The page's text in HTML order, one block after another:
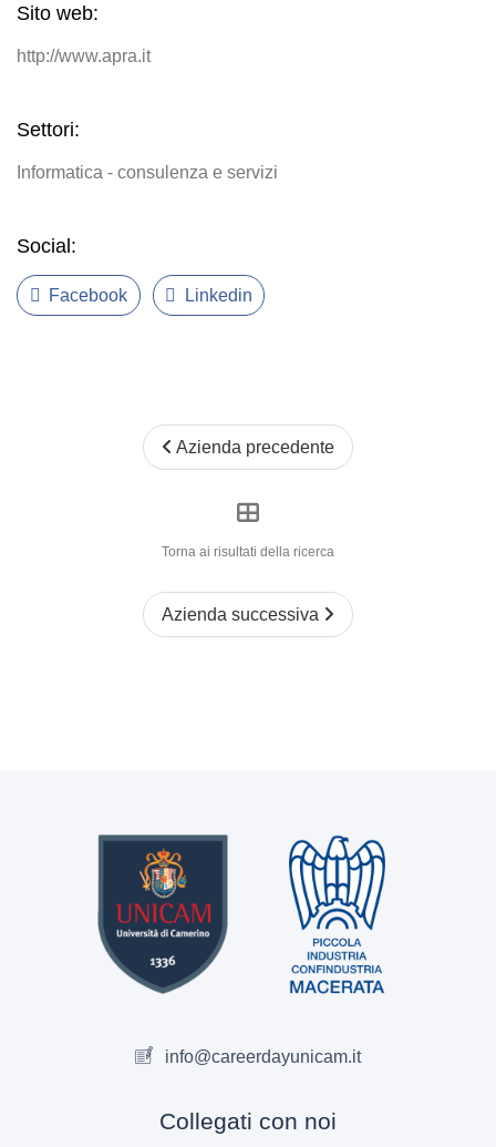
Sito web:
http://www.apra.it
Settori:
Informatica - consulenza e servizi
Social:
Facebook Linkedin
Azienda precedente
Torna ai risultati della ricerca
Azienda successiva
info@careerdayunicam.it
Collegati con noi